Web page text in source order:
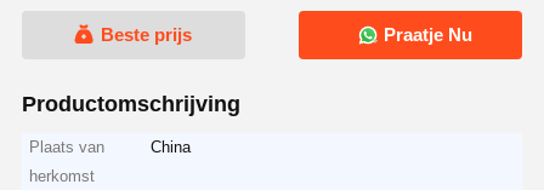
Beste prijs Praatje Nu
Productomschrijving
Plaats van
herkomst
China